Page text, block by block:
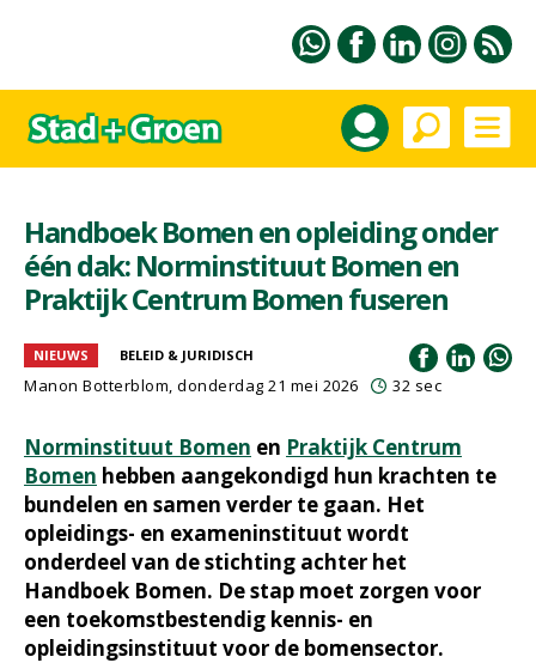
Handboek Bomen en opleiding onder
één dak: Norminstituut Bomen en
Praktijk Centrum Bomen fuseren
NIEUWS BELEID & JURIDISCH
Manon Botterblom, donderdag 21 mei 2026 32 sec
Norminstituut Bomen en Praktijk Centrum
Bomen hebben aangekondigd hun krachten te
bundelen en samen verder te gaan. Het
opleidings- en exameninstituut wordt
onderdeel van de stichting achter het
Handboek Bomen. De stap moet zorgen voor
een toekomstbestendig kennis- en
opleidingsinstituut voor de bomensector.